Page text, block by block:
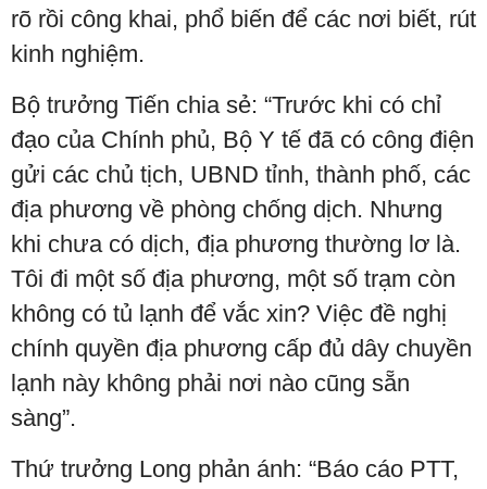
rõ rồi công khai, phổ biến để các nơi biết, rút
kinh nghiệm.
Bộ trưởng Tiến chia sẻ: “Trước khi có chỉ
đạo của Chính phủ, Bộ Y tế đã có công điện
gửi các chủ tịch, UBND tỉnh, thành phố, các
địa phương về phòng chống dịch. Nhưng
khi chưa có dịch, địa phương thường lơ là.
Tôi đi một số địa phương, một số trạm còn
không có tủ lạnh để vắc xin? Việc đề nghị
chính quyền địa phương cấp đủ dây chuyền
lạnh này không phải nơi nào cũng sẵn
sàng”.
Thứ trưởng Long phản ánh: “Báo cáo PTT,